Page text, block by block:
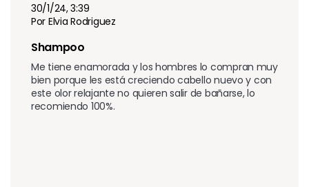
30/1/24, 3:39
Por Elvia Rodriguez
Shampoo
Me tiene enamorada y los hombres lo compran muy
bien porque les está creciendo cabello nuevo y con
este olor relajante no quieren salir de bañarse, lo
recomiendo 100%.